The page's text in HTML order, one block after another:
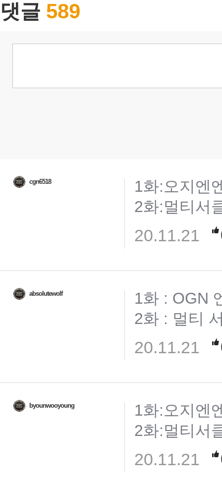
댓글 589
cgn6518
1화:오지엔
2화:멀티서
20.11.21
absolutewolf
1화 : OGN
2화 : 멀티
20.11.21
byounwooyoung
1화:오지엔
2화:멀티서
20.11.21